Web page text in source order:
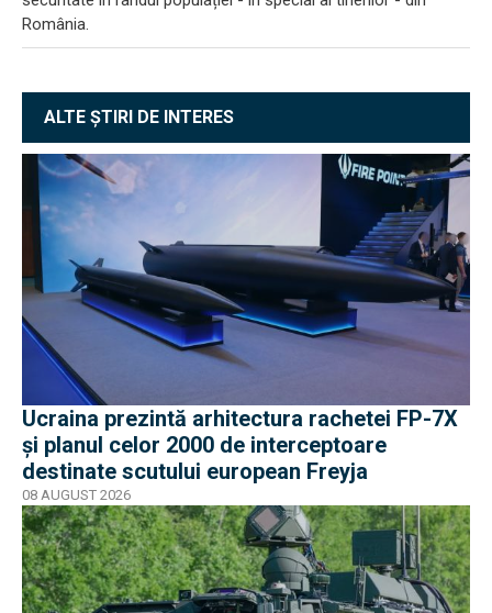
România.
ALTE ȘTIRI DE INTERES
Ucraina prezintă arhitectura rachetei FP-7X
și planul celor 2000 de interceptoare
destinate scutului european Freyja
08 AUGUST 2026